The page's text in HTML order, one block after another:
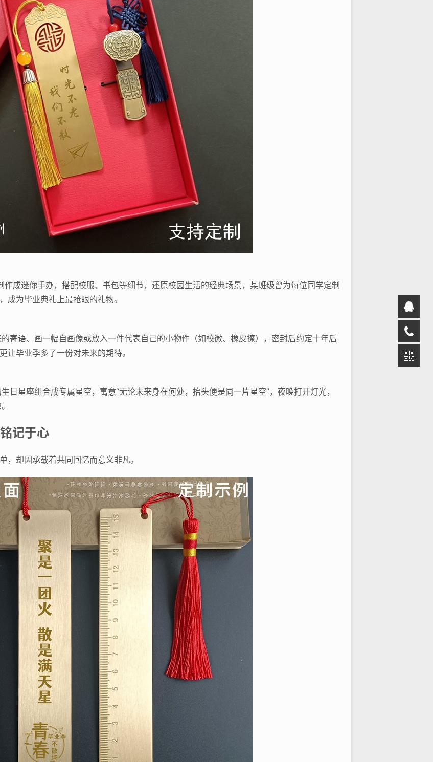
成迷你手办，搭配校服、书包等细节，还原校园生活的经典场景，某班级曾为每位同学定制
成为毕业典礼上最抢眼的礼物。
寄语、画一幅自画像或放入一件代表自己的小物件（如校徽、橡皮擦），密封后约定十年后
让毕业季多了一份对未来的期待。
日星座组合成专属星空，寓意“无论未来身在何处，抬头便是同一片星空”，夜晚打开灯光，
记于心
，却因承载着共同回忆而意义非凡。